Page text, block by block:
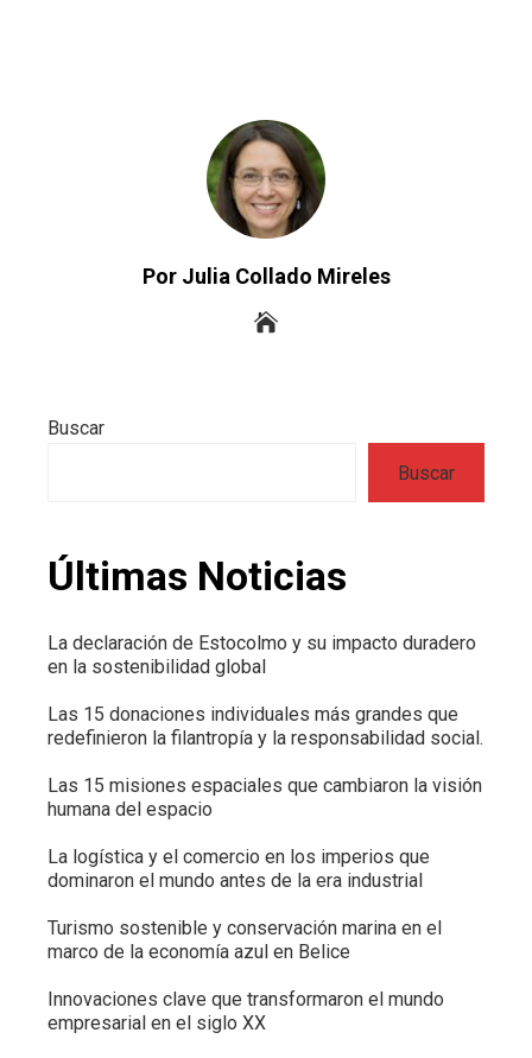
Por Julia Collado Mireles
Buscar
Buscar
Últimas Noticias
La declaración de Estocolmo y su impacto duradero
en la sostenibilidad global
Las 15 donaciones individuales más grandes que
redefinieron la filantropía y la responsabilidad social.
Las 15 misiones espaciales que cambiaron la visión
humana del espacio
La logística y el comercio en los imperios que
dominaron el mundo antes de la era industrial
Turismo sostenible y conservación marina en el
marco de la economía azul en Belice
Innovaciones clave que transformaron el mundo
empresarial en el siglo XX